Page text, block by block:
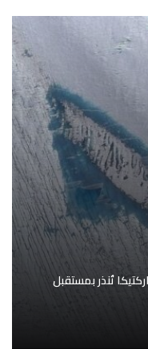
تُنذر بمستقبل